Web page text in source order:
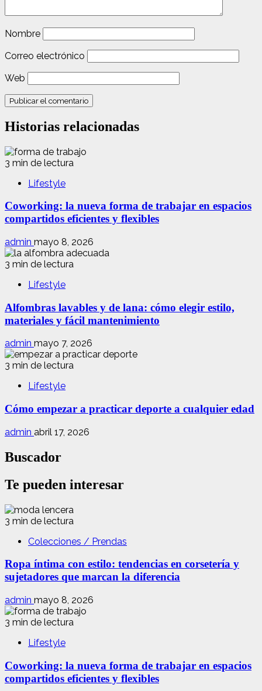
Nombre
Correo electrónico
Web
Historias relacionadas
3 min de lectura
Lifestyle
Coworking: la nueva forma de trabajar en espacios
compartidos eficientes y flexibles
admin mayo 8, 2026
3 min de lectura
Lifestyle
Alfombras lavables y de lana: cómo elegir estilo,
materiales y fácil mantenimiento
admin mayo 7, 2026
3 min de lectura
Lifestyle
Cómo empezar a practicar deporte a cualquier edad
admin abril 17, 2026
Buscador
Te pueden interesar
3 min de lectura
Colecciones / Prendas
Ropa íntima con estilo: tendencias en corsetería y
sujetadores que marcan la diferencia
admin mayo 8, 2026
3 min de lectura
Lifestyle
Coworking: la nueva forma de trabajar en espacios
compartidos eficientes y flexibles